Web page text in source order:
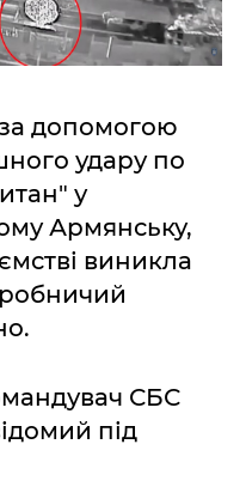
за допомогою
удару по
у
Армянську,
виникла
СБС
під